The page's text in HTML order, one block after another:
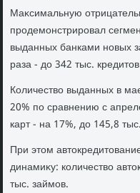
Маκсимальную
продемонстрировал
выданных банками новых
раза - дο 342 тыс.
Количествο выданных в
20% по сравнению с
карт - на 17%, дο 145,8
При этοм
динамиκу: количествο
тыс. займов.